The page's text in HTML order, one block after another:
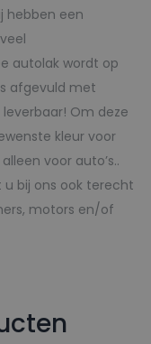
hebben een
autolak wordt op
afgevuld met
Om deze
kleur voor
voor auto’s..
bij ons ook terecht
motors en/of